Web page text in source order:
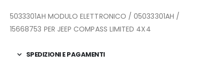
5033301AH MODULO ELETTRONICO / 05033301AH /
15668753 PER JEEP COMPASS LIMITED 4X4
SPEDIZIONI E PAGAMENTI